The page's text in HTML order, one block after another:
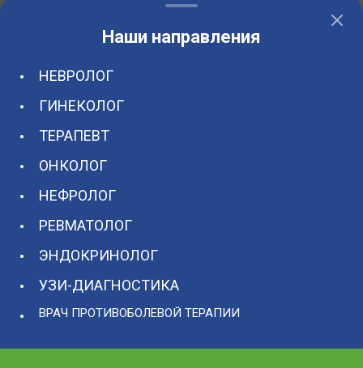
Наши направления
НЕВРОЛОГ
ГИНЕКОЛОГ
ТЕРАПЕВТ
ОНКОЛОГ
НЕФРОЛОГ
РЕВМАТОЛОГ
ЭНДОКРИНОЛОГ
УЗИ-ДИАГНОСТИКА
ВРАЧ ПРОТИВОБОЛЕВОЙ ТЕРАПИИ